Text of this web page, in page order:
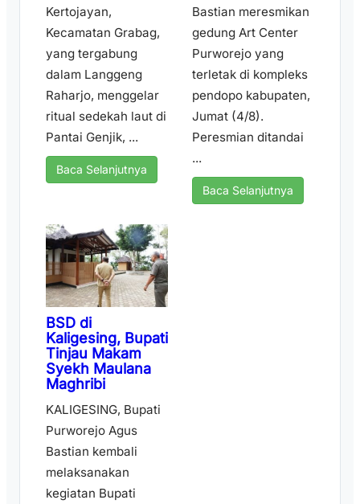
Kertojayan,
Kecamatan Grabag,
yang tergabung
dalam Langgeng
Raharjo, menggelar
ritual sedekah laut di
Pantai Genjik, ...
Baca Selanjutnya
Bastian meresmikan
gedung Art Center
Purworejo yang
terletak di kompleks
pendopo kabupaten,
Jumat (4/8).
Peresmian ditandai
...
Baca Selanjutnya
BSD di
Kaligesing, Bupati
Tinjau Makam
Syekh Maulana
Maghribi
KALIGESING, Bupati
Purworejo Agus
Bastian kembali
melaksanakan
kegiatan Bupati